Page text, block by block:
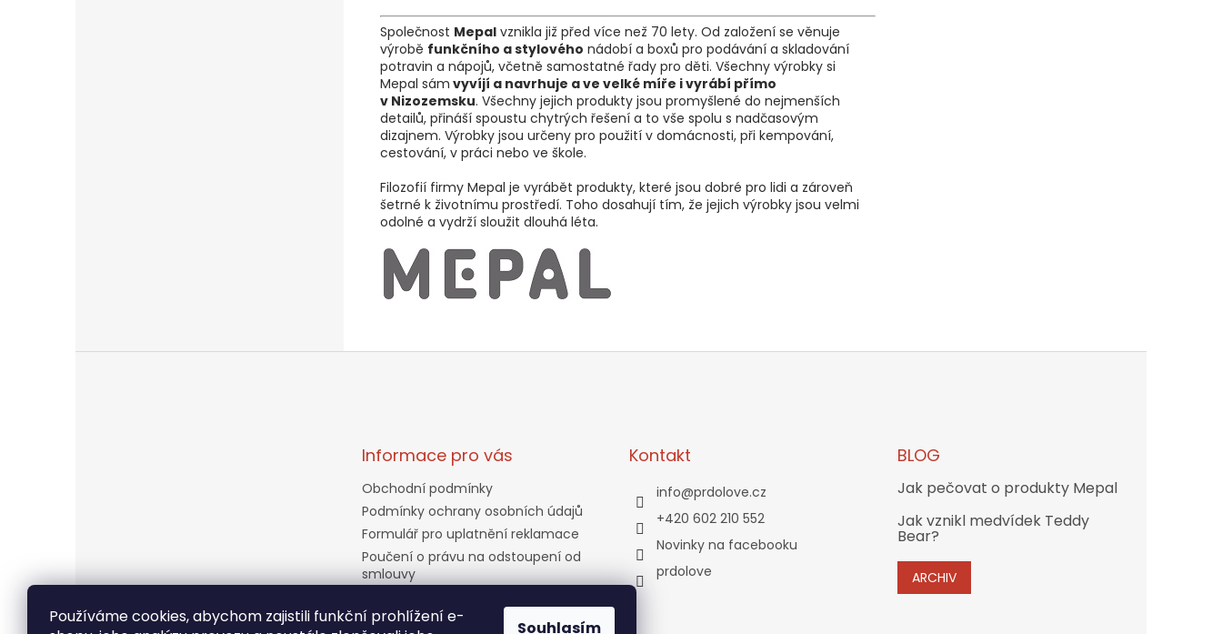
Používáme cookies, abychom zajistili funkční prohlížení e-
Souhlasím
Společnost Mepal vznikla již před více než 70 lety. Od založení se věnuje
výrobě funkčního a stylového nádobí a boxů pro podávání a skladování
potravin a nápojů, včetně samostatné řady pro děti. Všechny výrobky si
Mepal sám vyvíjí a navrhuje a ve velké míře i vyrábí přímo
v Nizozemsku. Všechny jejich produkty jsou promyšlené do nejmenších
detailů, přináší spoustu chytrých řešení a to vše spolu s nadčasovým
dizajnem. Výrobky jsou určeny pro použití v domácnosti, při kempování,
cestování, v práci nebo ve škole.
Filozofií firmy Mepal je vyrábět produkty, které jsou dobré pro lidi a zároveň
šetrné k životnímu prostředí. Toho dosahují tím, že jejich výrobky jsou velmi
odolné a vydrží sloužit dlouhá léta.
Informace pro vás
Obchodní podmínky
Podmínky ochrany osobních údajů
Formulář pro uplatnění reklamace
Poučení o právu na odstoupení od
smlouvy
Věrnostní program
Kontakt
info@prdolove.cz
+420 602 210 552
Novinky na facebooku
prdolove
BLOG
Jak pečovat o produkty Mepal
Jak vznikl medvídek Teddy
Bear?
ARCHIV